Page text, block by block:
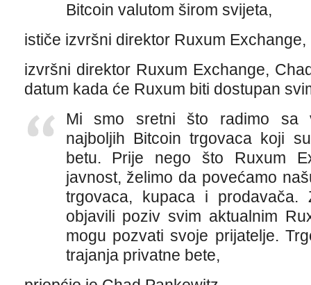
Bitcoin valutom širom svijeta,
ističe izvršni direktor Ruxum
izvršni direktor Ruxum Exchange,
datum kada će Ruxum biti dostupan
Mi smo sretni što radimo sa
najboljih Bitcoin trgovaca koji
betu. Prije nego što Ruxum
javnost, želimo da povećamo
trgovaca, kupaca i prodavača.
objavili poziv svim aktualnim
mogu pozvati svoje prijatelje.
trajanja privatne bete,